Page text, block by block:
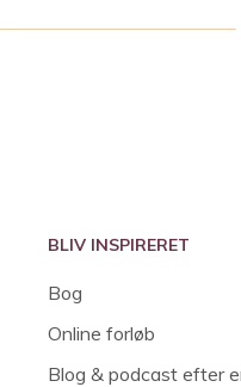
BLIV INSPIRERET
Bog
Online forløb
Blog & podcast efter